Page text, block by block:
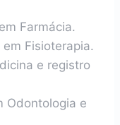
Farmácia.
em Fisioterapia.
e registro
Odontologia e